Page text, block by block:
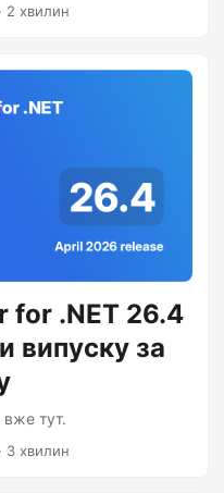
2 хвилин
for .NET 26.4
випуску за
тут.
3 хвилин